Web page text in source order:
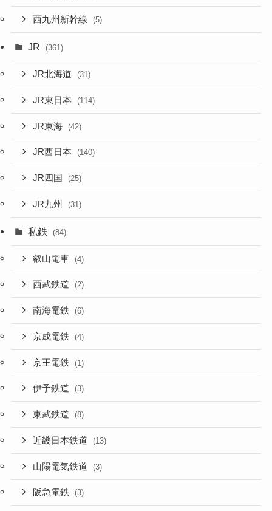
西九州新幹線 (5)
JR (361)
JR北海道 (31)
JR東日本 (114)
JR東海 (42)
JR西日本 (140)
JR四国 (25)
JR九州 (31)
私鉄 (84)
叡山電車 (4)
西武鉄道 (2)
南海電鉄 (6)
京成電鉄 (4)
京王電鉄 (1)
伊予鉄道 (3)
東武鉄道 (8)
近畿日本鉄道 (13)
山陽電気鉄道 (3)
阪急電鉄 (3)